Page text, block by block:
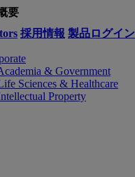
要
採用情報 製品ログイン
& Government
Sciences & Healthcare
Property